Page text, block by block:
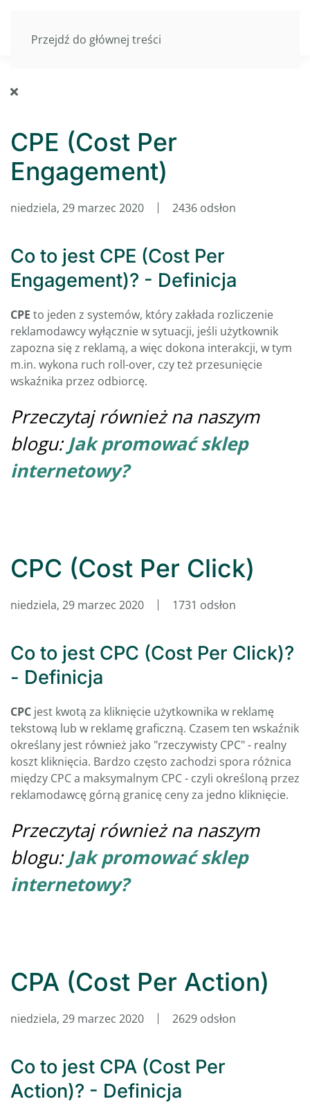
Przejdź do głównej treści
CPE (Cost Per
Engagement)
niedziela, 29 marzec 2020 2436 odsłon
Co to jest CPE (Cost Per
Engagement)? - Definicja
CPE to jeden z systemów, który zakłada rozliczenie
reklamodawcy wyłącznie w sytuacji, jeśli użytkownik
zapozna się z reklamą, a więc dokona interakcji, w tym
m.in. wykona ruch roll-over, czy też przesunięcie
wskaźnika przez odbiorcę.
Przeczytaj również na naszym
blogu: Jak promować sklep
internetowy?
CPC (Cost Per Click)
niedziela, 29 marzec 2020 1731 odsłon
Co to jest CPC (Cost Per Click)?
- Definicja
CPC jest kwotą za kliknięcie użytkownika w reklamę
tekstową lub w reklamę graficzną. Czasem ten wskaźnik
określany jest również jako "rzeczywisty CPC" - realny
koszt kliknięcia. Bardzo często zachodzi spora różnica
między CPC a maksymalnym CPC - czyli określoną przez
reklamodawcę górną granicę ceny za jedno kliknięcie.
Przeczytaj również na naszym
blogu: Jak promować sklep
internetowy?
CPA (Cost Per Action)
niedziela, 29 marzec 2020 2629 odsłon
Co to jest CPA (Cost Per
Action)? - Definicja